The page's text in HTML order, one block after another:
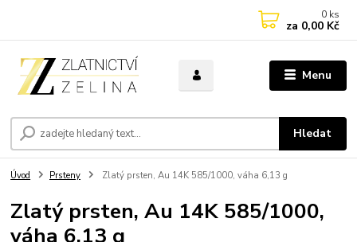
Menu
Hledat
0 ks
za 0,00 Kč
Úvod Prsteny Zlatý prsten, Au 14K 585/1000, váha 6,13 g
Zlatý prsten, Au 14K 585/1000,
váha 6,13 g